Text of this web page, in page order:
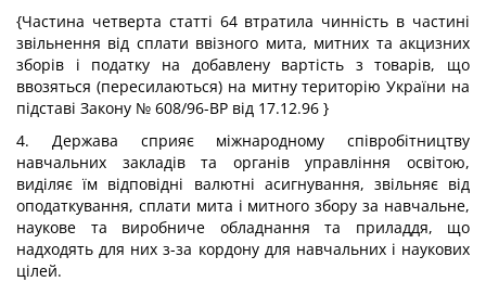
{Частина четверта статті 64 втратила чинність в частині
звільнення від сплати ввізного мита, митних та акцизних
зборів і податку на добавлену вартість з товарів, що
ввозяться (пересилаються) на митну територію України на
підставі Закону № 608/96-ВР від 17.12.96 }
4. Держава сприяє міжнародному співробітництву
навчальних закладів та органів управління освітою,
виділяє їм відповідні валютні асигнування, звільняє від
оподаткування, сплати мита і митного збору за навчальне,
наукове та виробниче обладнання та приладдя, що
надходять для них з-за кордону для навчальних і наукових
цілей.